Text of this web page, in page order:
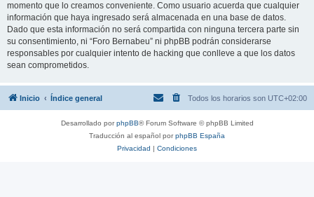
momento que lo creamos conveniente. Como usuario acuerda que cualquier
información que haya ingresado será almacenada en una base de datos.
Dado que esta información no será compartida con ninguna tercera parte sin
su consentimiento, ni “Foro Bernabeu” ni phpBB podrán considerarse
responsables por cualquier intento de hacking que conlleve a que los datos
sean comprometidos.
Inicio Índice general Todos los horarios son UTC+02:00
Desarrollado porphpBB® Forum Software © phpBB Limited
Traducción al español porphpBB España
Privacidad | Condiciones